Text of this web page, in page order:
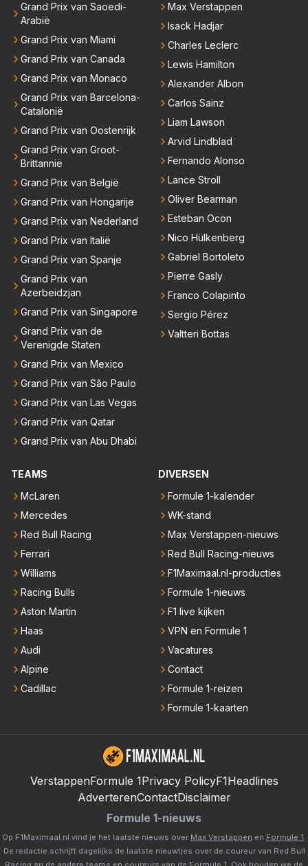
Grand Prix van Saoedi-
Arabië
Grand Prix van Miami
Grand Prix van Canada
Grand Prix van Monaco
Grand Prix van Barcelona-
Catalonië
Grand Prix van Oostenrijk
Grand Prix van Groot-
Brittannië
Grand Prix van België
Grand Prix van Hongarije
Grand Prix van Nederland
Grand Prix van Italië
Grand Prix van Spanje
Grand Prix van
Azerbeidzjan
Grand Prix van Singapore
Grand Prix van de
Verenigde Staten
Grand Prix van Mexico
Grand Prix van São Paulo
Grand Prix van Las Vegas
Grand Prix van Qatar
Grand Prix van Abu Dhabi
Max Verstappen
Isack Hadjar
Charles Leclerc
Lewis Hamilton
Alexander Albon
Carlos Sainz
Liam Lawson
Arvid Lindblad
Fernando Alonso
Lance Stroll
Oliver Bearman
Esteban Ocon
Nico Hülkenberg
Gabriel Bortoleto
Pierre Gasly
Franco Colapinto
Sergio Pérez
Valtteri Bottas
TEAMS
McLaren
Mercedes
Red Bull Racing
Ferrari
Williams
Racing Bulls
Aston Martin
Haas
Audi
Alpine
Cadillac
DIVERSEN
Formule 1-kalender
WK-stand
Max Verstappen-nieuws
Red Bull Racing-nieuws
F1Maximaal.nl-producties
Formule 1-nieuws
F1 live kijken
VPN en Formule 1
Vacatures
Contact
Formule 1-reizen
Formule 1-kaarten
VerstappenFormule 1Privacy PolicyF1Headlines
AdverterenContactDisclaimer
Formule 1-nieuws
Op F1Maximaal.nl vind je het laatste nieuws over Max Verstappen en Formule 1.
De redactie schrijft dagelijks de laatste nieuwtjes over de coureur van Red Bull